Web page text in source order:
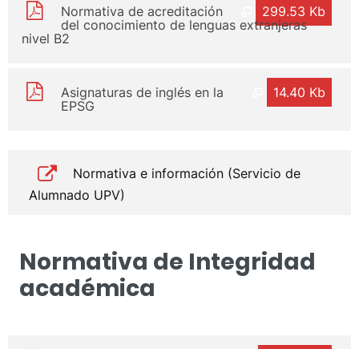
299.53 Kb
Normativa de acreditación
del conocimiento de lenguas extranjeras
nivel B2
14.40 Kb
Asignaturas de inglés en la
EPSG
Normativa e información (Servicio de
Alumnado UPV)
Normativa de Integridad
académica